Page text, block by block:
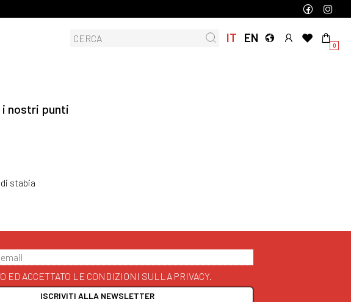
IT EN
0
nostri punti
stabia
ED ACCETTATO LE CONDIZIONI SULLA PRIVACY.
ISCRIVITI ALLA NEWSLETTER